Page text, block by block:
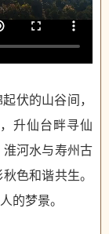
伏的山谷间，
升仙台畔寻仙
河水与寿州古
色和谐共生。
的梦景。